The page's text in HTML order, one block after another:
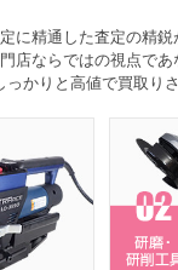
に精通した査定の精鋭
店ならではの視点で
かりと高値で買取り